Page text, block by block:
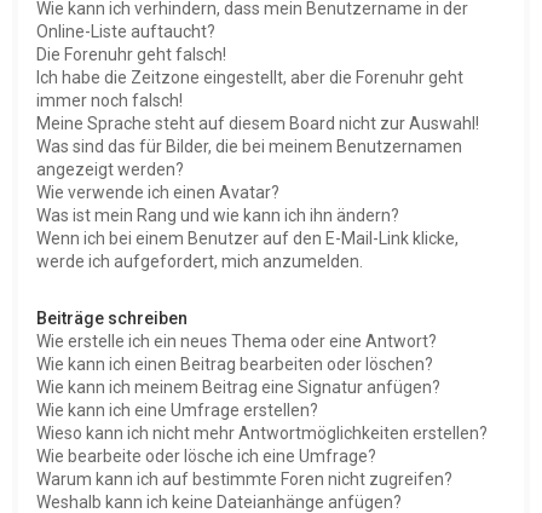
Wie kann ich verhindern, dass mein Benutzername in der
Online-Liste auftaucht?
Die Forenuhr geht falsch!
Ich habe die Zeitzone eingestellt, aber die Forenuhr geht
immer noch falsch!
Meine Sprache steht auf diesem Board nicht zur Auswahl!
Was sind das für Bilder, die bei meinem Benutzernamen
angezeigt werden?
Wie verwende ich einen Avatar?
Was ist mein Rang und wie kann ich ihn ändern?
Wenn ich bei einem Benutzer auf den E-Mail-Link klicke,
werde ich aufgefordert, mich anzumelden.
Beiträge schreiben
Wie erstelle ich ein neues Thema oder eine Antwort?
Wie kann ich einen Beitrag bearbeiten oder löschen?
Wie kann ich meinem Beitrag eine Signatur anfügen?
Wie kann ich eine Umfrage erstellen?
Wieso kann ich nicht mehr Antwortmöglichkeiten erstellen?
Wie bearbeite oder lösche ich eine Umfrage?
Warum kann ich auf bestimmte Foren nicht zugreifen?
Weshalb kann ich keine Dateianhänge anfügen?